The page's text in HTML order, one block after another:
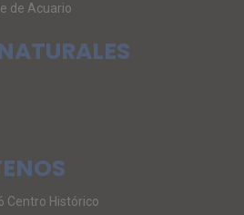
de Acuario
Centro Histórico